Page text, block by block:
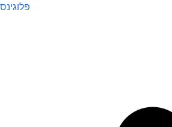
פּלוגינס